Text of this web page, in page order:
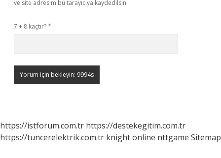
ve site adresim bu tarayıcıya kaydedilsin.
7 + 8 kaçtır?*
https://istforum.com.tr https://destekegitim.com.tr
https://tuncerelektrik.com.tr knight online nttgame Sitemap